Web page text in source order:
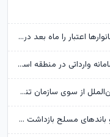
زمانبندی شارژ کالابرگ تغییر کرد/ برخی خانوارها اعتبار را ماه بعد دریافت می‌کنند
ابن‌الرضا: فناوری بومی ایران، برتر از هر سامانه وارداتی در منطقه است
تکذیب اعمال ضریب ۲.۷ برای اینترنت بین‌الملل از سوی سازمان تنظیم مقررات
وزارت اطلاعات: ۲۱ عامل موساد و ۴ عضو باندهای مسلح بازداشت شدند